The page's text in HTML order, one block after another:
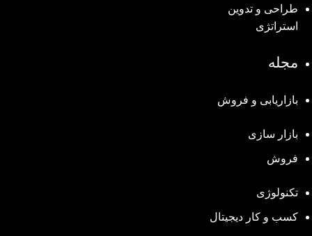
طراحی و تدوین
استراتژی
مجله
بازاریابی و فروش
بازار سازی
فروش
تکنولوژی
کسب و کار دیجیتال